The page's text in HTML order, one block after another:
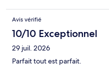
nelle numerose vacanze fatte
generale. Bravi davvero e
Avis vérifié
10/10 Exceptionnel
29 juil. 2026
Parfait tout est parfait.